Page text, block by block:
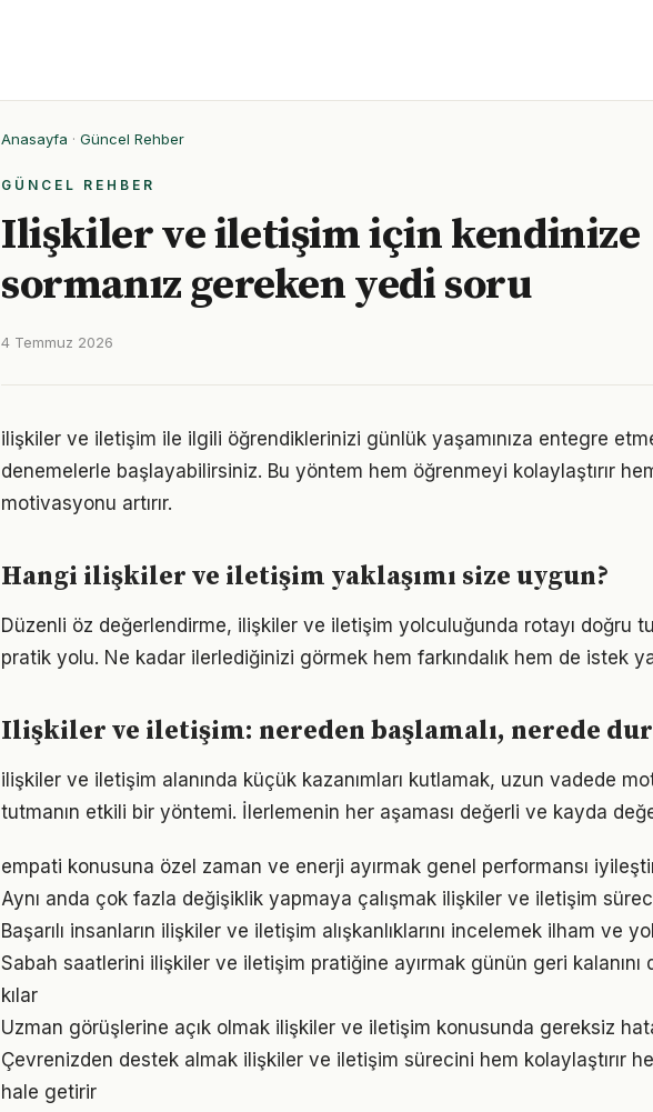
Anasayfa · Güncel Rehber
GÜNCEL REHBER
Ilişkiler ve iletişim için kendinize
sormanız gereken yedi soru
4 Temmuz 2026
ilişkiler ve iletişim ile ilgili öğrendiklerinizi günlük yaşamınıza entegre
denemelerle başlayabilirsiniz. Bu yöntem hem öğrenmeyi kolaylaştırır
motivasyonu artırır.
Hangi ilişkiler ve iletişim yaklaşımı size uygun?
Düzenli öz değerlendirme, ilişkiler ve iletişim yolculuğunda rotayı doğru
pratik yolu. Ne kadar ilerlediğinizi görmek hem farkındalık hem de istek
Ilişkiler ve iletişim: nereden başlamalı, nerede
ilişkiler ve iletişim alanında küçük kazanımları kutlamak, uzun vadede
tutmanın etkili bir yöntemi. İlerlemenin her aşaması değerli ve kayda
empati konusuna özel zaman ve enerji ayırmak genel performansı
Aynı anda çok fazla değişiklik yapmaya çalışmak ilişkiler ve iletişim
Başarılı insanların ilişkiler ve iletişim alışkanlıklarını incelemek ilham ve
Sabah saatlerini ilişkiler ve iletişim pratiğine ayırmak günün geri kalanını
kılar
Uzman görüşlerine açık olmak ilişkiler ve iletişim konusunda gereksiz
Çevrenizden destek almak ilişkiler ve iletişim sürecini hem kolaylaştırır
hale getirir